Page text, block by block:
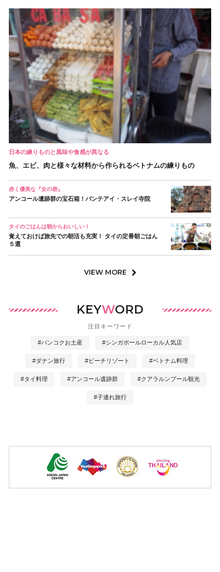
日本の練りものと風味や食感が異なる
魚、エビ、肉と様々な材料から作られるベトナムの練りもの
赤く優美な『女の砦』
アンコール遺跡群の宝石箱！バンテアイ・スレイ寺院
タイのごはんは朝からおいしい！
覚えておけば旅先での朝活も充実！ タイの定番朝ごはん
５選
VIEW MORE
KEYWORD
注目キーワード
#バンコクお土産 #シンガポールローカル人気店
#ダナン旅行 #ビーチリゾート #ベトナム料理
#タイ料理 #アンコール遺跡群 #クアラルンプール観光
#子連れ旅行